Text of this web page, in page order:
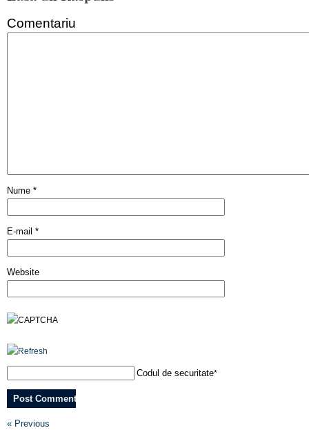
Comentariu
Nume *
E-mail *
Website
Codul de securitate*
« Previous